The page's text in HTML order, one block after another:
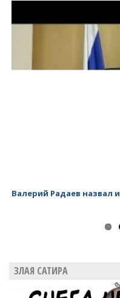
Валерий Радаев назвал
ЗЛАЯ САТИРА